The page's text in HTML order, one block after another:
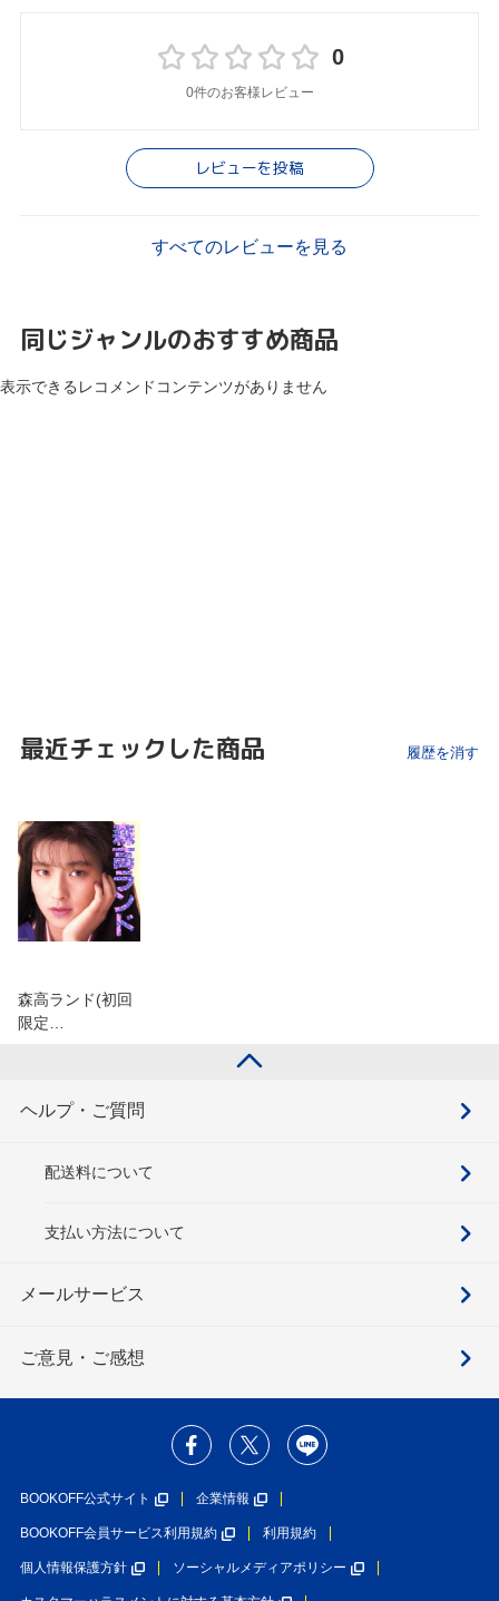
0
0件のお客様レビュー
レビューを投稿
すべてのレビューを見る
同じジャンルのおすすめ商品
表示できるレコメンドコンテンツがありません
最近チェックした商品 履歴を消す
森高ランド(初回
限定…
ヘルプ・ご質問
配送料について
支払い方法について
メールサービス
ご意見・ご感想
BOOKOFF公式サイト 企業情報
BOOKOFF会員サービス利用規約 利用規約
個人情報保護方針 ソーシャルメディアポリシー